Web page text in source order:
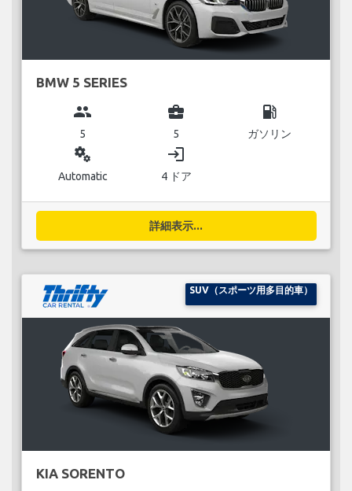
BMW 5 SERIES
group
5
business_center
5
local_gas_station
ガソリン
miscellaneous_services
Automatic
login
4 ドア
詳細表示...
SUV（スポーツ用多目的車）
KIA SORENTO